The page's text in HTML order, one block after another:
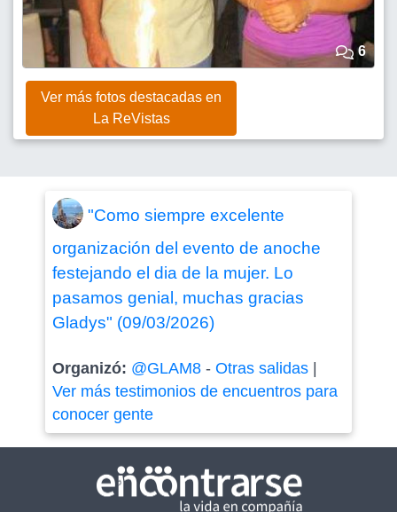
6
Ver más fotos destacadas en
La ReVistas
"Como siempre excelente
organización del evento de anoche
festejando el dia de la mujer. Lo
pasamos genial, muchas gracias
Gladys" (09/03/2026)
Organizó: @GLAM8- Otras salidas|
Ver más testimonios de encuentros para
conocer gente